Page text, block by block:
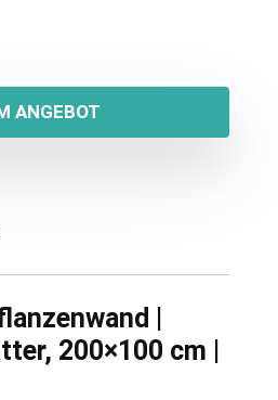
ANGEBOT
|
200×100 cm |